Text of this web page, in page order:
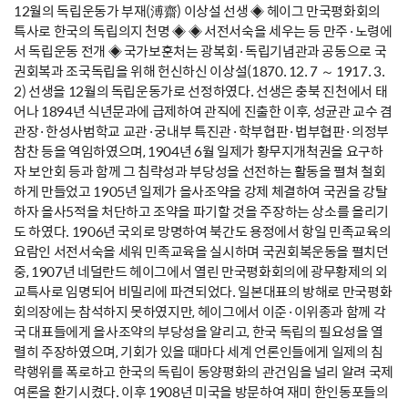
12월의 독립운동가 부재(溥齋) 이상설 선생 ◈ 헤이그 만국평화회의
특사로 한국의 독립의지 천명 ◈ ◈ 서전서숙을 세우는 등 만주·노령에
서 독립운동 전개 ◈ 국가보훈처는 광복회·독립기념관과 공동으로 국
권회복과 조국독립을 위해 헌신하신 이상설(1870. 12. 7 ～ 1917. 3.
2) 선생을 12월의 독립운동가로 선정하였다. 선생은 충북 진천에서 태
어나 1894년 식년문과에 급제하여 관직에 진출한 이후, 성균관 교수 겸
관장·한성사범학교 교관·궁내부 특진관·학부협판·법부협판·의정부
참찬 등을 역임하였으며, 1904년 6월 일제가 황무지개척권을 요구하
자 보안회 등과 함께 그 침략성과 부당성을 선전하는 활동을 펼쳐 철회
하게 만들었고 1905년 일제가 을사조약을 강제 체결하여 국권을 강탈
하자 을사5적을 처단하고 조약을 파기할 것을 주장하는 상소를 올리기
도 하였다. 1906년 국외로 망명하여 북간도 용정에서 항일 민족교육의
요람인 서전서숙을 세워 민족교육을 실시하며 국권회복운동을 펼치던
중, 1907년 네덜란드 헤이그에서 열린 만국평화회의에 광무황제의 외
교특사로 임명되어 비밀리에 파견되었다. 일본대표의 방해로 만국평화
회의장에는 참석하지 못하였지만, 헤이그에서 이준·이위종과 함께 각
국 대표들에게 을사조약의 부당성을 알리고, 한국 독립의 필요성을 열
렬히 주장하였으며, 기회가 있을 때마다 세계 언론인들에게 일제의 침
략행위를 폭로하고 한국의 독립이 동양평화의 관건임을 널리 알려 국제
여론을 환기시켰다. 이후 1908년 미국을 방문하여 재미 한인동포들의